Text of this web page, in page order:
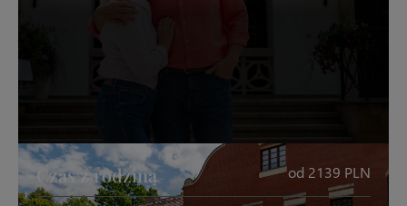
Czas z rodziną od 2139 PLN